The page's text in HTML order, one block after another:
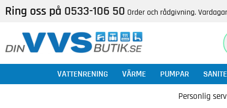
Ring oss på 0533-106 50 Order och rådgivning.
VATTENRENING VÄRME PUMPAR
Personlig